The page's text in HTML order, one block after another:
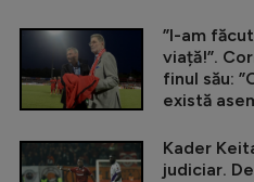
”I-am
viață!”.
finul său:
există
Kader
judiciar.